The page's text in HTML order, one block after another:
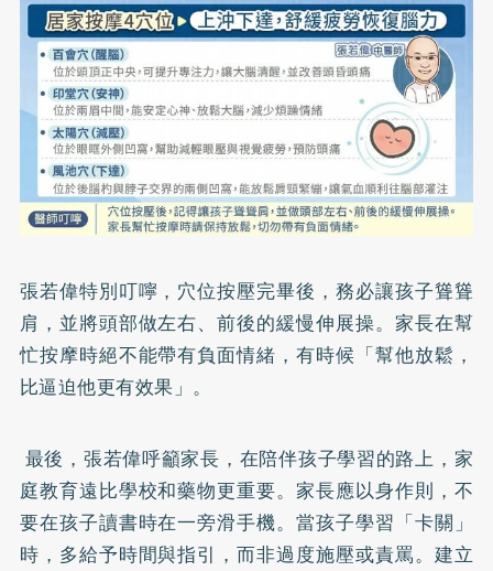
張若偉特別叮嚀，穴位按壓完畢後，務必讓孩子聳聳
肩，並將頭部做左右、前後的緩慢伸展操。家長在幫
忙按摩時絕不能帶有負面情緒，有時候「幫他放鬆，
比逼迫他更有效果」。
最後，張若偉呼籲家長，在陪伴孩子學習的路上，家
庭教育遠比學校和藥物更重要。家長應以身作則，不
要在孩子讀書時在一旁滑手機。當孩子學習「卡關」
時，多給予時間與指引，而非過度施壓或責罵。建立